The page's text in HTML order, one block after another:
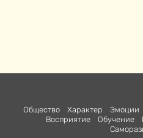
Общество Характер Эмоции
Восприятие
Обучение